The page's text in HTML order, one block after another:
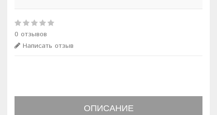
0 отзывов
Написать отзыв
ОПИСАНИЕ